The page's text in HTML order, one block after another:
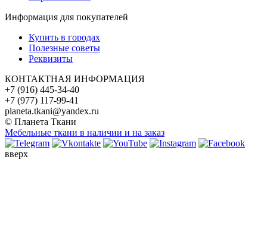
Информация для покупателей
Купить в городах
Полезные советы
Реквизиты
КОНТАКТНАЯ ИНФОРМАЦИЯ
+7 (916) 445-34-40
+7 (977) 117-99-41
planeta.tkani@yandex.ru
© Планета Ткани
Мебельные ткани в наличии и на заказ
вверх